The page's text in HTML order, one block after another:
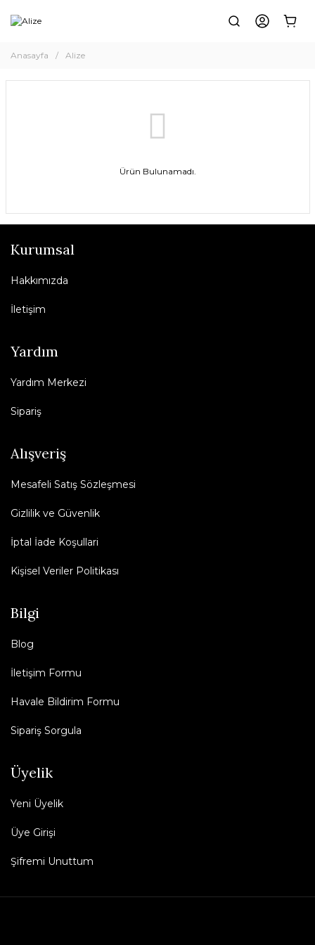
Anasayfa Alize
Ürün Bulunamadı.
Kurumsal
Hakkımızda
İletişim
Yardım
Yardım Merkezi
Sipariş
Alışveriş
Mesafeli Satış Sözleşmesi
Gizlilik ve Güvenlik
İptal İade Koşullari
Kişisel Veriler Politikası
Bilgi
Blog
İletişim Formu
Havale Bildirim Formu
Sipariş Sorgula
Üyelik
Yeni Üyelik
Üye Girişi
Şifremi Unuttum